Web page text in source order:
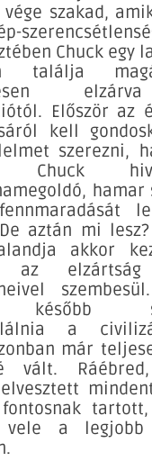
szakad,
Chuck egy
találja
Először az
kell
szerezni,
Chuck
hamar
aztán mi lesz?
akkor
az
később
a
már
vált.
vele a legjobb